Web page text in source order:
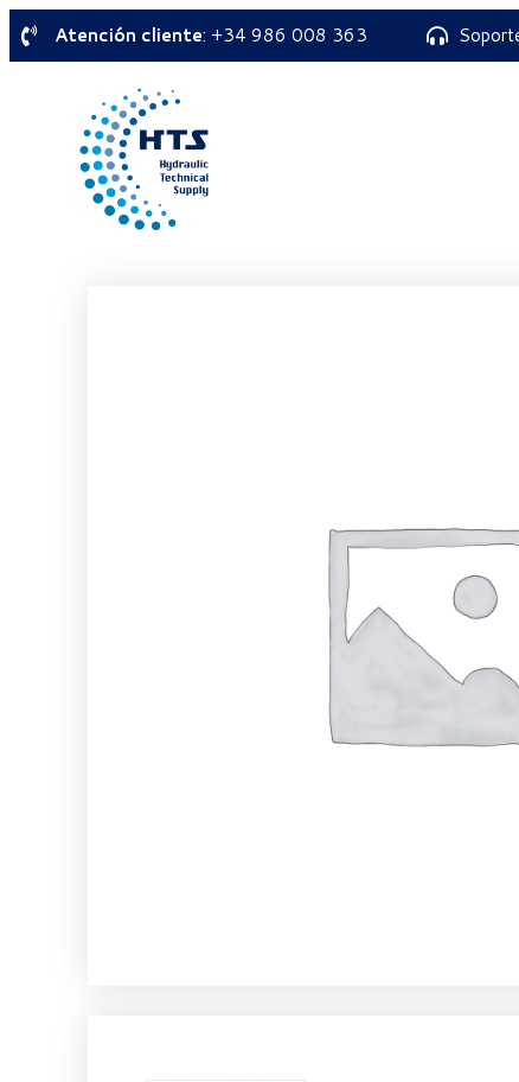
Atención cliente: +34 986 008 363